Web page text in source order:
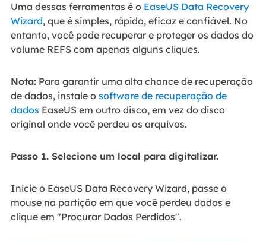
Uma dessas ferramentas é o EaseUS Data Recovery
Wizard, que é simples, rápido, eficaz e confiável. No
entanto, você pode recuperar e proteger os dados do
volume REFS com apenas alguns cliques.
Nota:Para garantir uma alta chance de recuperação
de dados, instale o software de recuperação de
dados EaseUS em outro disco, em vez do disco
original onde você perdeu os arquivos.
Passo 1. Selecione um local para digitalizar.
Inicie o EaseUS Data Recovery Wizard, passe o
mouse na partição em que você perdeu dados e
clique em "Procurar Dados Perdidos".